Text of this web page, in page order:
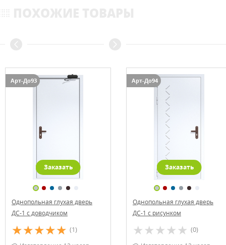
Арт-До93
Заказать
Однопольная глухая дверь
ДС-1 с доводчиком
(1)
Арт-До94
Заказать
Однопольная глухая дверь
ДС-1 с рисунком
(0)